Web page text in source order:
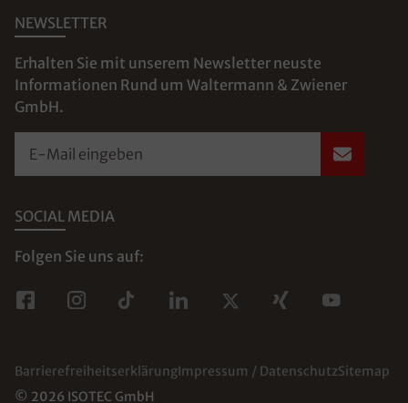
NEWSLETTER
Erhalten Sie mit unserem Newsletter neuste
Informationen Rund um Waltermann & Zwiener
GmbH.
E-Mail eingeben
SOCIAL MEDIA
Folgen Sie uns auf:
BarrierefreiheitserklärungImpressum / DatenschutzSitemap
© 2026 ISOTEC GmbH